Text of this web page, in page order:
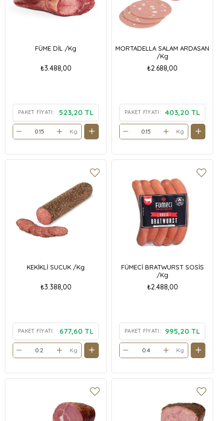
FÜME DİL /Kg
₺3.488,00
PAKET FIYATI: 523,20 TL
Kg
MORTADELLA SALAM ARDASAN
/Kg
₺2.688,00
PAKET FIYATI: 403,20 TL
Kg
KEKİKLİ SUCUK /Kg
₺3.388,00
PAKET FIYATI: 677,60 TL
Kg
FÜMECİ BRATWURST SOSİS
/Kg
₺2.488,00
PAKET FIYATI: 995,20 TL
Kg